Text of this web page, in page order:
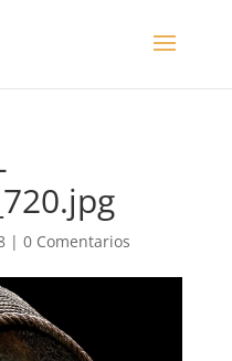
| 0 Comentarios